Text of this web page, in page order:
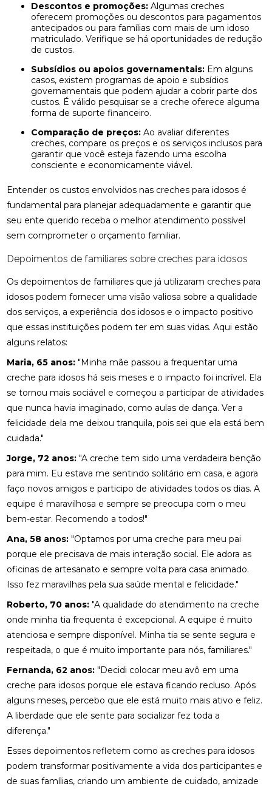
Descontos e promoções: Algumas creches
oferecem promoções ou descontos para pagamentos
antecipados ou para famílias com mais de um idoso
matriculado. Verifique se há oportunidades de redução
de custos.
Subsídios ou apoios governamentais: Em alguns
casos, existem programas de apoio e subsídios
governamentais que podem ajudar a cobrir parte dos
custos. É válido pesquisar se a creche oferece alguma
forma de suporte financeiro.
Comparação de preços: Ao avaliar diferentes
creches, compare os preços e os serviços inclusos para
garantir que você esteja fazendo uma escolha
consciente e economicamente viável.
Entender os custos envolvidos nas creches para idosos é
fundamental para planejar adequadamente e garantir que
seu ente querido receba o melhor atendimento possível
sem comprometer o orçamento familiar.
Depoimentos de familiares sobre creches para idosos
Os depoimentos de familiares que já utilizaram creches para
idosos podem fornecer uma visão valiosa sobre a qualidade
dos serviços, a experiência dos idosos e o impacto positivo
que essas instituições podem ter em suas vidas. Aqui estão
alguns relatos:
Maria, 65 anos: "Minha mãe passou a frequentar uma
creche para idosos há seis meses e o impacto foi incrível. Ela
se tornou mais sociável e começou a participar de atividades
que nunca havia imaginado, como aulas de dança. Ver a
felicidade dela me deixou tranquila, pois sei que ela está bem
cuidada."
Jorge, 72 anos: "A creche tem sido uma verdadeira benção
para mim. Eu estava me sentindo solitário em casa, e agora
faço novos amigos e participo de atividades todos os dias. A
equipe é maravilhosa e sempre se preocupa com o meu
bem-estar. Recomendo a todos!"
Ana, 58 anos: "Optamos por uma creche para meu pai
porque ele precisava de mais interação social. Ele adora as
oficinas de artesanato e sempre volta para casa animado.
Isso fez maravilhas pela sua saúde mental e felicidade."
Roberto, 70 anos: "A qualidade do atendimento na creche
onde minha tia frequenta é excepcional. A equipe é muito
atenciosa e sempre disponível. Minha tia se sente segura e
respeitada, o que é muito importante para nós, familiares."
Fernanda, 62 anos: "Decidi colocar meu avô em uma
creche para idosos porque ele estava ficando recluso. Após
alguns meses, percebo que ele está muito mais ativo e feliz.
A liberdade que ele sente para socializar fez toda a
diferença."
Esses depoimentos refletem como as creches para idosos
podem transformar positivamente a vida dos participantes e
de suas famílias, criando um ambiente de cuidado, amizade